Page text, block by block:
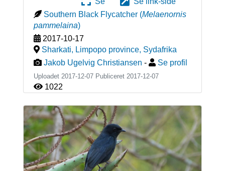
Southern Black Flycatcher (Melaenornis
pammelaina)
2017-10-17
Sharkati, Limpopo province, Sydafrika
Jakob Ugelvig Christiansen - Se profil
Uploadet 2017-12-07 Publiceret 2017-12-07
1022